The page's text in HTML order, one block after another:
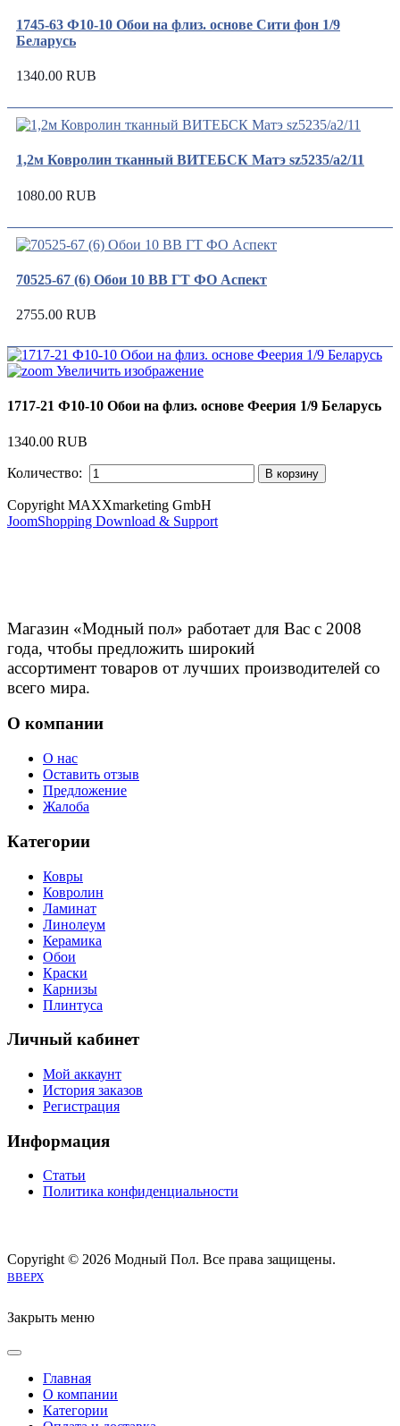
1745-63 Ф10-10 Обои на флиз. основе Сити фон 1/9
Беларусь
1340.00 RUB
1,2м Ковролин тканный ВИТЕБСК Матэ sz5235/а2/11
1080.00 RUB
70525-67 (6) Обои 10 ВВ ГТ ФО Аспект
2755.00 RUB
Увеличить изображение
1717-21 Ф10-10 Обои на флиз. основе Феерия 1/9 Беларусь
1340.00 RUB
Количество:
Copyright MAXXmarketing GmbH
JoomShopping Download & Support
Магазин «Модный пол» работает для Вас с 2008
года, чтобы предложить широкий
ассортимент товаров от лучших производителей со
всего мира.
О компании
О нас
Оставить отзыв
Предложение
Жалоба
Категории
Ковры
Ковролин
Ламинат
Линолеум
Керамика
Обои
Краски
Карнизы
Плинтуса
Личный кабинет
Мой аккаунт
История заказов
Регистрация
Информация
Статьи
Политика конфиденциальности
Copyright © 2026 Модный Пол. Все права защищены.
Joomla! 3 Templates
ВВЕРХ
Закрыть меню
Главная
О компании
Категории